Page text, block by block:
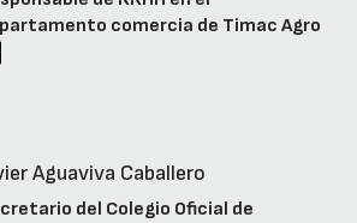
comercia de Timac Agro
Aguaviva Caballero
del Colegio Oficial de